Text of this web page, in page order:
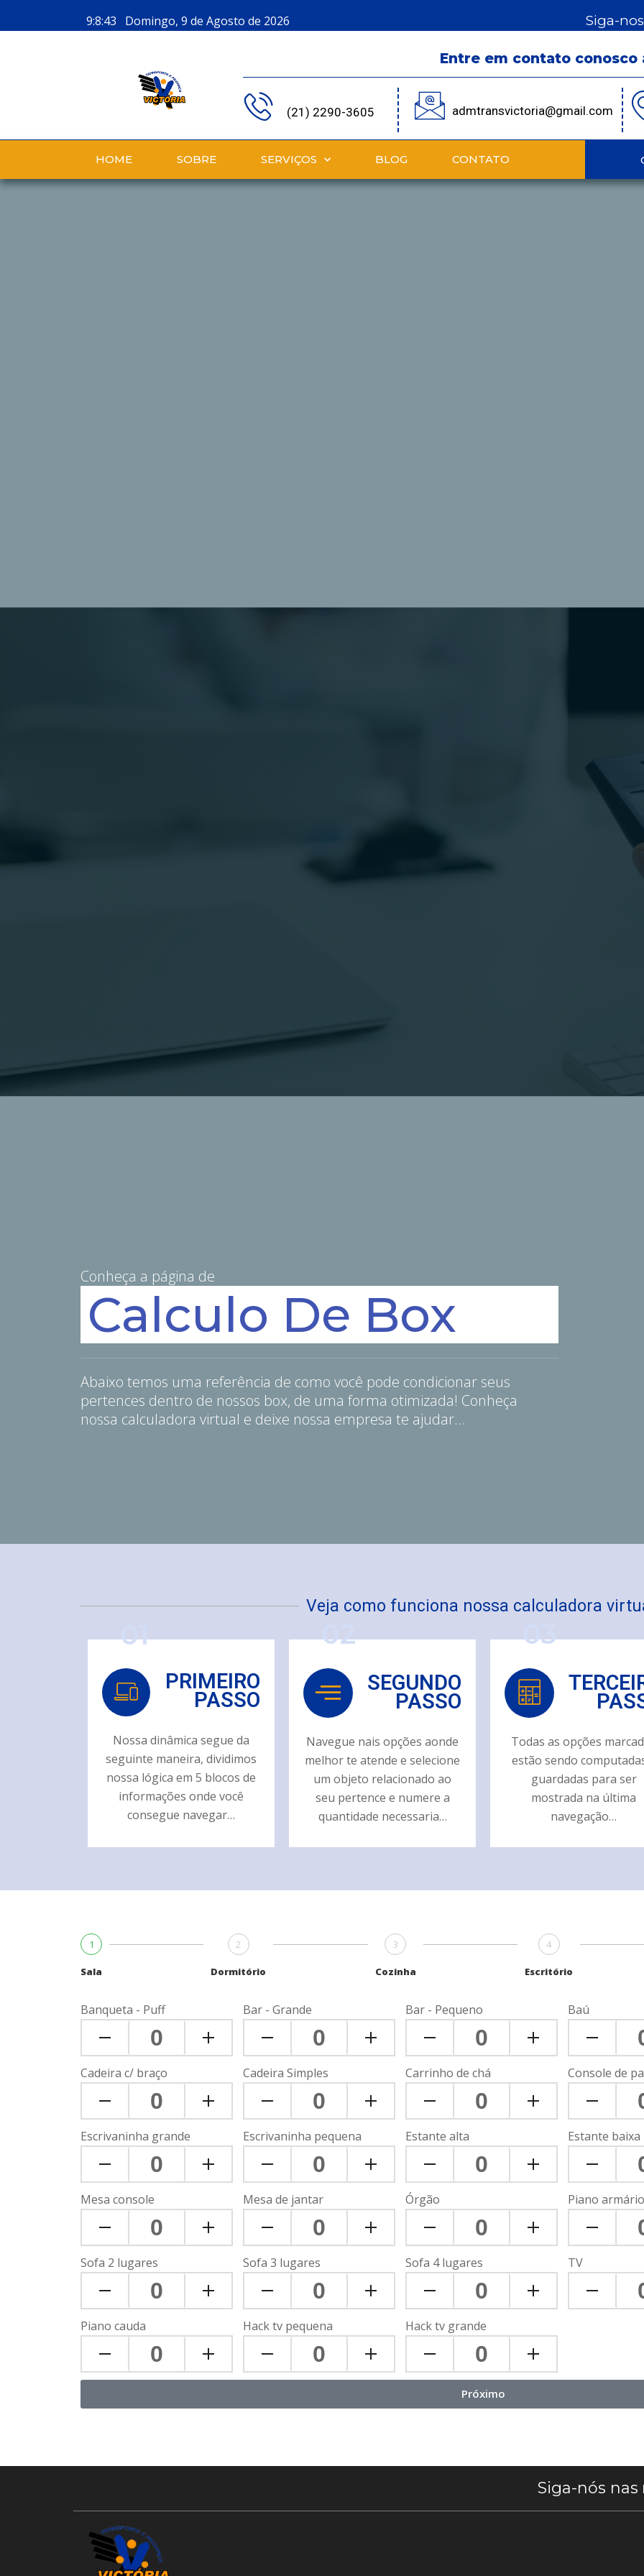
9:8:44 Domingo, 9 de Agosto de 2026 Siga-
Entre em contato conosco
(21) 2290-3605 admtransvictoria@gmail.com
HOME SOBRE SERVIÇOS BLOG CONTATO
Conheça a página de
Calculo De Box
Abaixo temos uma referência de como você pode condicionar seus
pertences dentro de nossos box, de uma forma otimizada! Conheça
nossa calculadora virtual e deixe nossa empresa te ajudar…
Veja como funciona nossa calculadora
01
PRIMEIRO
PASSO
Nossa dinâmica segue da
seguinte maneira, dividimos
nossa lógica em 5 blocos de
informações onde você
consegue navegar…
02
SEGUNDO
PASSO
Navegue nais opções aonde
melhor te atende e selecione
um objeto relacionado ao
seu pertence e numere a
quantidade necessaria…
03
Todas as opções
estão sendo
guardadas para ser
mostrada na última
navegação…
1
Sala
2
Dormitório
3
Cozinha
4
Escritório
Banqueta - Puff Bar - Grande Bar - Pequeno Baú
Cadeira c/ braço Cadeira Simples Carrinho de chá Console de
Escrivaninha grande Escrivaninha pequena Estante alta Estante baixa
Mesa console Mesa de jantar Órgão Piano armário
Sofa 2 lugares Sofa 3 lugares Sofa 4 lugares TV
Piano cauda Hack tv pequena Hack tv grande
Próximo
Siga-nós nas